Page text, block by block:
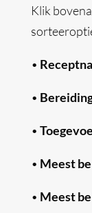
Klik
•
•
•
• Meest
• Meest